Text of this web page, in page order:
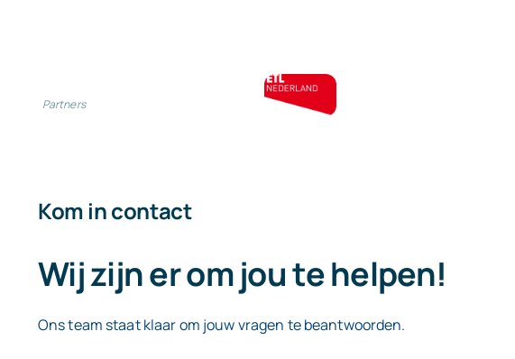
Partners
Kom in contact
Wij zijn er om jou te helpen!
Ons team staat klaar om jouw vragen te beantwoorden.